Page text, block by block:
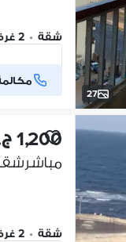
27
شقة • 2 غرف نوم
ميامي،
شركة
1,200 ج.م
شقة • 2 غرف نوم